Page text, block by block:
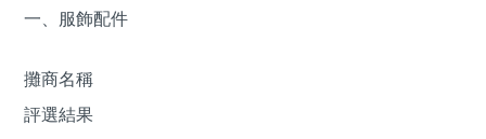
一、服飾配件
攤商名稱
評選結果